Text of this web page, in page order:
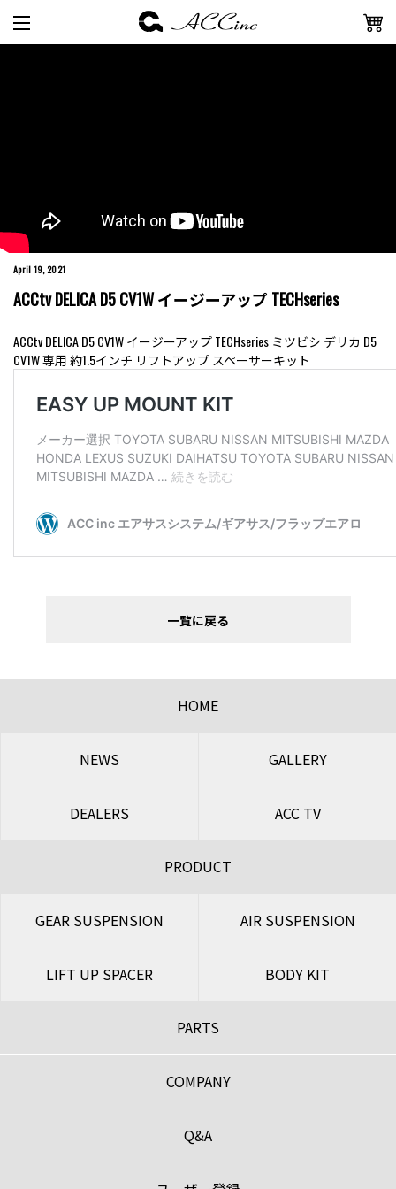
April 19, 2021
ACCtv DELICA D5 CV1W イージーアップ TECHseries
ACCtv DELICA D5 CV1W イージーアップ TECHseries ミツビシ デリカ D5
CV1W 専用 約1.5インチ リフトアップ スペーサーキット
一覧に戻る
HOME
NEWS GALLERY
DEALERS ACC TV
PRODUCT
GEAR SUSPENSION AIR SUSPENSION
LIFT UP SPACER BODY KIT
PARTS
COMPANY
Q&A